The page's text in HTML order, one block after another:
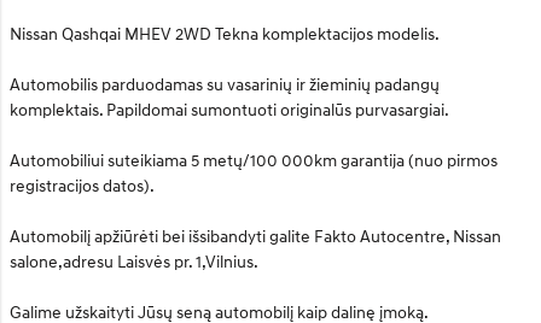
Nissan Qashqai MHEV 2WD Tekna komplektacijos modelis.
Automobilis parduodamas su vasarinių ir žieminių padangų
komplektais. Papildomai sumontuoti originalūs purvasargiai.
Automobiliui suteikiama 5 metų/100 000km garantija (nuo pirmos
registracijos datos).
Automobilį apžiūrėti bei išsibandyti galite Fakto Autocentre, Nissan
salone,adresu Laisvės pr. 1,Vilnius.
Galime užskaityti Jūsų seną automobilį kaip dalinę įmoką.